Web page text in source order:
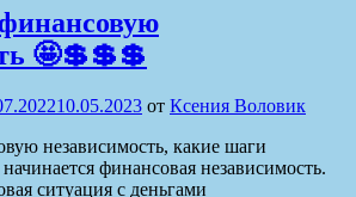
🤩💲💲💲
10.05.2023 от Ксения Воловик
независимость, какие шаги
финансовая независимость.
ситуация с деньгами